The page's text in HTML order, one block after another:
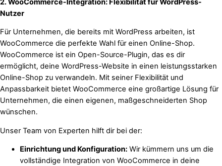
Nutzer
Für Unternehmen, die bereits mit WordPress arbeiten, ist
WooCommerce die perfekte Wahl für einen Online-Shop.
WooCommerce ist ein Open-Source-Plugin, das es dir
ermöglicht, deine WordPress-Website in einen leistungsstarken
Online-Shop zu verwandeln. Mit seiner Flexibilität und
Anpassbarkeit bietet WooCommerce eine großartige Lösung für
Unternehmen, die einen eigenen, maßgeschneiderten Shop
wünschen.
Unser Team von Experten hilft dir bei der:
Einrichtung und Konfiguration: Wir kümmern uns um die
vollständige Integration von WooCommerce in deine